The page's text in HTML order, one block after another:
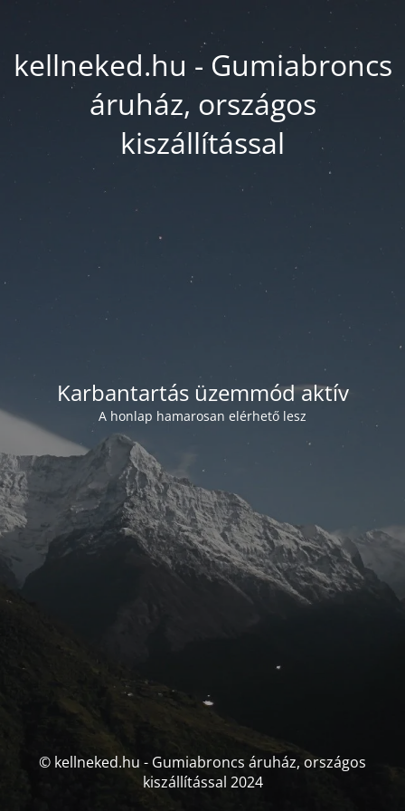
kellneked.hu - Gumiabroncs
áruház, országos
kiszállítással
Karbantartás üzemmód aktív
A honlap hamarosan elérhető lesz
© kellneked.hu - Gumiabroncs áruház, országos
kiszállítással 2024